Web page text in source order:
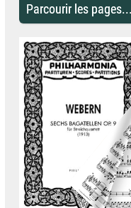
Parcourir les pages...